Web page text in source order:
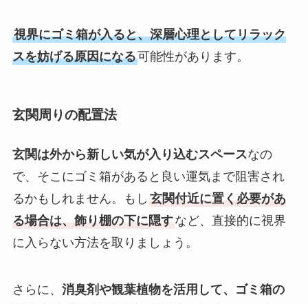
視界にゴミ箱が入ると、深層心理としてリラック
スを妨げる原因になる可能性があります。
玄関周りの配置法
玄関は外から新しい気が入り込むスペースなの
で、そこにゴミ箱があると良い運気まで阻害され
るかもしれません。もし 玄関付近に置く必要があ
る場合は、飾り棚の下に隠すなど、直接的に視界
に入らない方法を取りましょう。
さらに、 消臭剤や観葉植物を活用して、ゴミ箱の